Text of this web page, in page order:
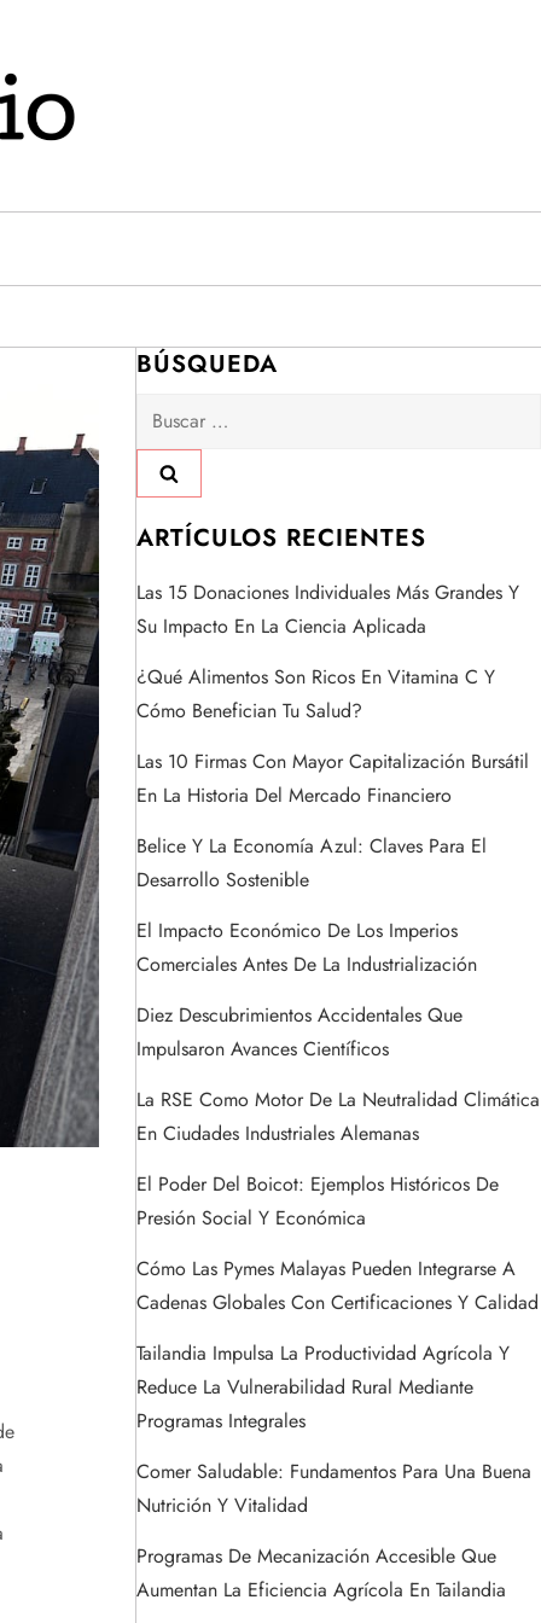
BÚSQUEDA
Buscar:
ARTÍCULOS RECIENTES
Las 15 Donaciones Individuales Más Grandes Y
Su Impacto En La Ciencia Aplicada
¿Qué Alimentos Son Ricos En Vitamina C Y
Cómo Benefician Tu Salud?
Las 10 Firmas Con Mayor Capitalización Bursátil
En La Historia Del Mercado Financiero
Belice Y La Economía Azul: Claves Para El
Desarrollo Sostenible
El Impacto Económico De Los Imperios
Comerciales Antes De La Industrialización
Diez Descubrimientos Accidentales Que
Impulsaron Avances Científicos
La RSE Como Motor De La Neutralidad Climática
En Ciudades Industriales Alemanas
El Poder Del Boicot: Ejemplos Históricos De
Presión Social Y Económica
Cómo Las Pymes Malayas Pueden Integrarse A
Cadenas Globales Con Certificaciones Y Calidad
Tailandia Impulsa La Productividad Agrícola Y
Reduce La Vulnerabilidad Rural Mediante
Programas Integrales
Comer Saludable: Fundamentos Para Una Buena
Nutrición Y Vitalidad
Programas De Mecanización Accesible Que
Aumentan La Eficiencia Agrícola En Tailandia